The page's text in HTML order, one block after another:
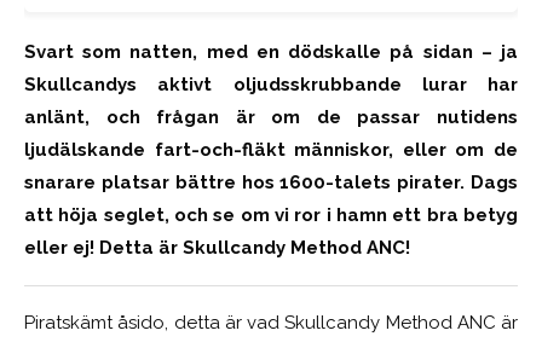
Svart som natten, med en dödskalle på sidan – ja
Skullcandys aktivt oljudsskrubbande lurar har
anlänt, och frågan är om de passar nutidens
ljudälskande fart-och-fläkt människor, eller om de
snarare platsar bättre hos 1600-talets pirater. Dags
att höja seglet, och se om vi ror i hamn ett bra betyg
eller ej! Detta är Skullcandy Method ANC!
Piratskämt åsido, detta är vad Skullcandy Method ANC är